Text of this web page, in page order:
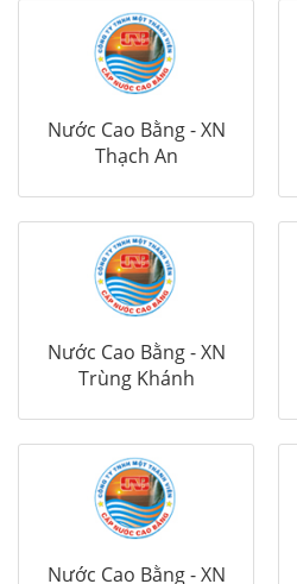
Nước Cao Bằng - XN
Thạch An
Nước Cao Bằng - XN
Trùng Khánh
Nước Cao Bằng - XN